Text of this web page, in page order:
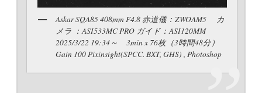
Askar SQA85 408mm F4.8 赤道儀：ZWOAM5 カ
メラ ：ASI533MC PRO ガイド：ASI120MM
2025/3/22 19:34～ 3min x 76枚（3時間48分）
Gain 100 Pixinsight(SPCC. BXT, GHS) , Photoshop